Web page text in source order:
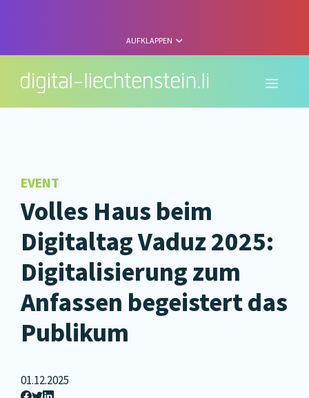
AUFKLAPPEN
Menü
EVENT
Volles Haus beim
Digitaltag Vaduz 2025:
Digitalisierung zum
Anfassen begeistert das
Publikum
01.12.2025